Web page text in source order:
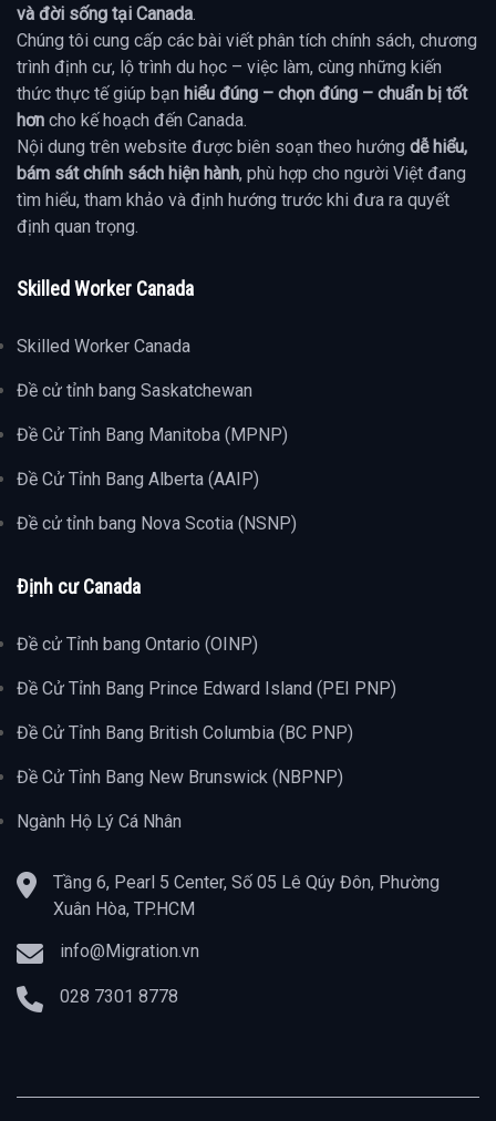
và đời sống tại Canada.
Chúng tôi cung cấp các bài viết phân tích chính sách, chương
trình định cư, lộ trình du học – việc làm, cùng những kiến
thức thực tế giúp bạn hiểu đúng – chọn đúng – chuẩn bị tốt
hơn cho kế hoạch đến Canada.
Nội dung trên website được biên soạn theo hướng dễ hiểu,
bám sát chính sách hiện hành, phù hợp cho người Việt đang
tìm hiểu, tham khảo và định hướng trước khi đưa ra quyết
định quan trọng.
Skilled Worker Canada
Skilled Worker Canada
Đề cử tỉnh bang Saskatchewan
Đề Cử Tỉnh Bang Manitoba (MPNP)
Đề Cử Tỉnh Bang Alberta (AAIP)
Đề cử tỉnh bang Nova Scotia (NSNP)
Định cư Canada
Đề cử Tỉnh bang Ontario (OINP)
Đề Cử Tỉnh Bang Prince Edward Island (PEI PNP)
Đề Cử Tỉnh Bang British Columbia (BC PNP)
Đề Cử Tỉnh Bang New Brunswick (NBPNP)
Ngành Hộ Lý Cá Nhân
Tầng 6, Pearl 5 Center, Số 05 Lê Qúy Đôn, Phường
Xuân Hòa, TP.HCM
info@Migration.vn
028 7301 8778